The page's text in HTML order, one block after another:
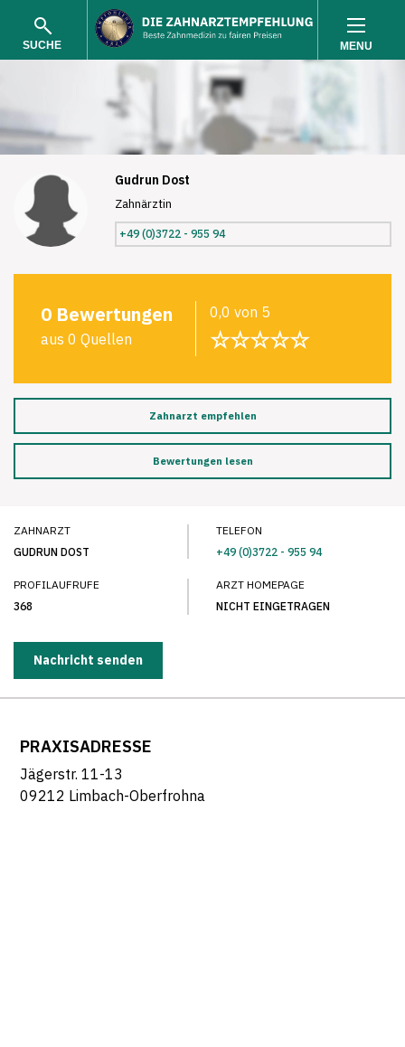
SUCHE
SUCHEN
MENU
Gudrun Dost
Zahnärztin
+49 (0)3722 - 955 94
0 Bewertungen
aus 0 Quellen
0,0 von 5
☆☆☆☆☆
Zahnarzt empfehlen
Bewertungen lesen
ZAHNARZT
GUDRUN DOST
TELEFON
+49 (0)3722 - 955 94
PROFILAUFRUFE
368
ARZT HOMEPAGE
NICHT EINGETRAGEN
Nachricht senden
PRAXISADRESSE
Jägerstr. 11-13
09212 Limbach-Oberfrohna